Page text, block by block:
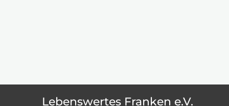
Lebenswertes Franken e.V.